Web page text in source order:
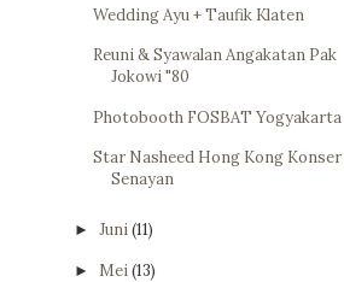
Wedding Ayu + Taufik Klaten
Reuni & Syawalan Angakatan Pak
Jokowi "80
Photobooth FOSBAT Yogyakarta
Star Nasheed Hong Kong Konser
Senayan
► Juni(11)
► Mei(13)